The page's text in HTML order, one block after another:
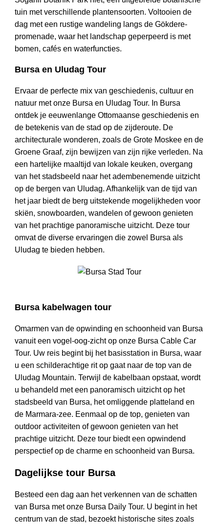
tuin met verschillende plantensoorten. Voltooien de
dag met een rustige wandeling langs de Gökdere-
promenade, waar het landschap geperpeerd is met
bomen, cafés en waterfuncties.
Bursa en Uludag Tour
Ervaar de perfecte mix van geschiedenis, cultuur en
natuur met onze Bursa en Uludag Tour. In Bursa
ontdek je eeuwenlange Ottomaanse geschiedenis en
de betekenis van de stad op de zijderoute. De
architecturale wonderen, zoals de Grote Moskee en de
Groene Graaf, zijn bewijzen van zijn rijke verleden. Na
een hartelijke maaltijd van lokale keuken, overgang
van het stadsbeeld naar het adembenemende uitzicht
op de bergen van Uludag. Afhankelijk van de tijd van
het jaar biedt de berg uitstekende mogelijkheden voor
skiën, snowboarden, wandelen of gewoon genieten
van het prachtige panoramische uitzicht. Deze tour
omvat de diverse ervaringen die zowel Bursa als
Uludag te bieden hebben.
Bursa kabelwagen tour
Omarmen van de opwinding en schoonheid van Bursa
vanuit een vogel-oog-zicht op onze Bursa Cable Car
Tour. Uw reis begint bij het basisstation in Bursa, waar
u een schilderachtige rit op gaat naar de top van de
Uludag Mountain. Terwijl de kabelbaan opstaat, wordt
u behandeld met een panoramisch uitzicht op het
stadsbeeld van Bursa, het omliggende platteland en
de Marmara-zee. Eenmaal op de top, genieten van
outdoor activiteiten of gewoon genieten van het
prachtige uitzicht. Deze tour biedt een opwindend
perspectief op de charme en schoonheid van Bursa.
Dagelijkse tour Bursa
Besteed een dag aan het verkennen van de schatten
van Bursa met onze Bursa Daily Tour. U begint in het
centrum van de stad, bezoekt historische sites zoals